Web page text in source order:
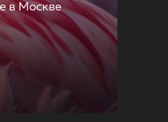
в Москве